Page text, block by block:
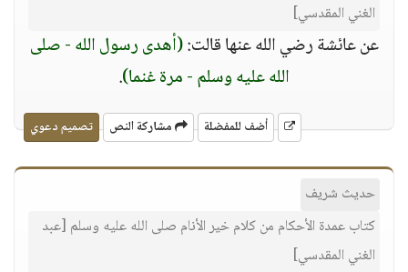
الغني المقدسي]
عن عائشة رضي الله عنها قالت:(أهدى رسول الله - صلى
الله عليه وسلم - مرة غنما).
أضف للمفضلة مشاركة النص تصميم دعوي
حديث شريف
كتاب عمدة الأحكام من كلام خير الأنام صلى الله عليه وسلم [عبد
الغني المقدسي]